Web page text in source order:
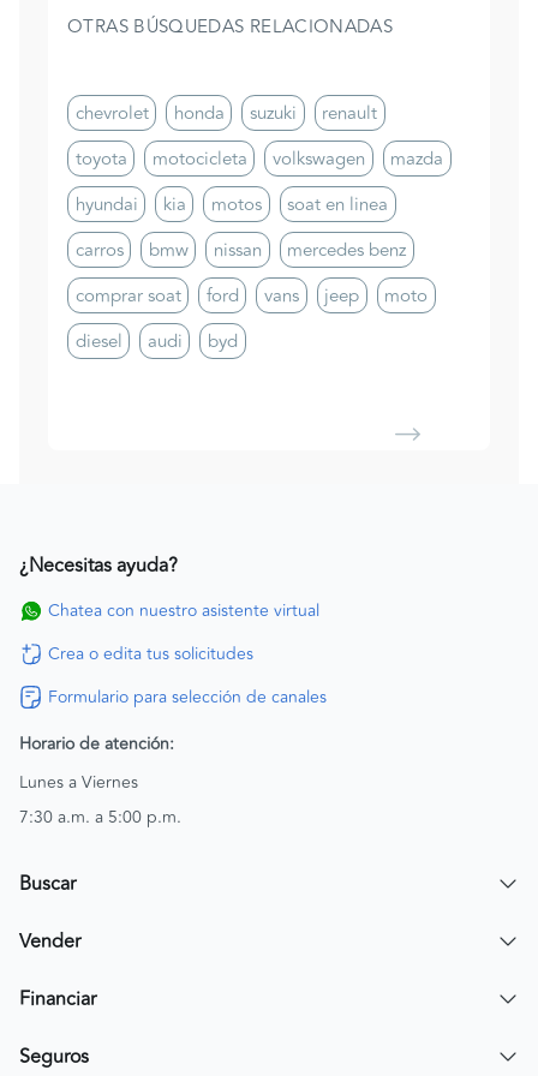
OTRAS BÚSQUEDAS RELACIONADAS
chevrolet honda suzuki
renault
toyota
motocicleta volkswagen
mazda
hyundai
kia motos
soat en linea
carros
bmw nissan
mercedes benz
comprar soat
ford vans jeep
moto
diesel
audi byd
¿Necesitas ayuda?
Chatea con nuestro asistente virtual
Crea o edita tus solicitudes
Formulario para selección de canales
Horario de atención:
Lunes a Viernes
7:30 a.m. a 5:00 p.m.
Buscar
Encuentra un carro
Vender
Publicar mi vehículo
Financiar
Simular crédito
Seguros